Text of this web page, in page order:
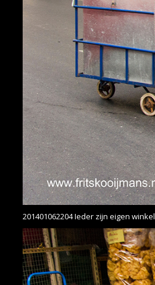
201401062204 Ieder zijn eigen winkel